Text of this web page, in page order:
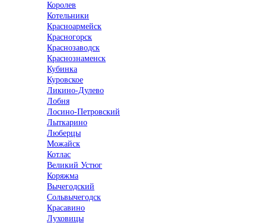
Королев
Котельники
Красноармейск
Красногорск
Краснозаводск
Краснознаменск
Кубинка
Куровское
Ликино-Дулево
Лобня
Лосино-Петровский
Лыткарино
Люберцы
Можайск
Котлас
Великий Устюг
Коряжма
Вычегодский
Сольвычегодск
Красавино
Луховицы